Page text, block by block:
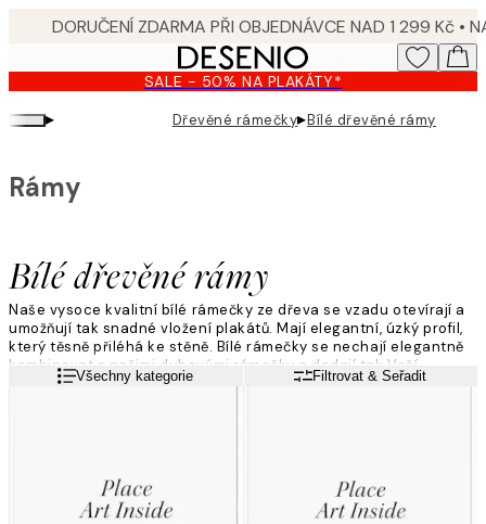
content.
SALE - 50% NA PLAKÁTY*
▸ Dřevěné rámečky▸Bílé dřevěné rámy
Bílé dřevěné rámy
Rámy
Naše vysoce kvalitní bílé rámečky ze dřeva se vzadu otevírají a
umožňují tak snadné vložení plakátů. Mají elegantní, úzký profil,
který těsně přiléhá ke stěně. Bílé rámečky se nechají elegantně
kombinovat s našimi dubovými rámečky a dodají tak Vaší
nástěnné koláži stylový, skandinávský vzhled.
Přečtěte si víceVšechny kategorie Filtrovat & Seřadit